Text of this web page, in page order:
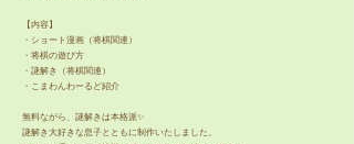
【内容】
・ショート漫画（将棋関連）
・将棋の遊び方
・謎解き（将棋関連）
・こまわんわーるど紹介
無料ながら、謎解きは本格派✨
謎解き大好きな息子とともに制作いたしました。